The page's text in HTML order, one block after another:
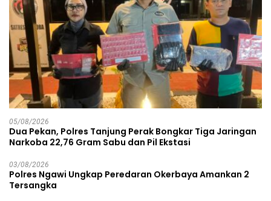
05/08/2026
Dua Pekan, Polres Tanjung Perak Bongkar Tiga Jaringan
Narkoba 22,76 Gram Sabu dan Pil Ekstasi
03/08/2026
Polres Ngawi Ungkap Peredaran Okerbaya Amankan 2
Tersangka